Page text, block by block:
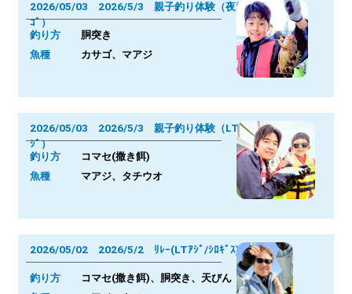
2026/05/03 2026/5/3 親子釣り体験（夜ｶｻ
ｺﾞ）
釣り方 胴突き
魚種 カサゴ、マアジ
2026/05/03 2026/5/3 親子釣り体験（LTｱ
ｼﾞ）
釣り方
コマセ(撒き餌)
魚種 マアジ、タチウオ
2026/05/02 2026/5/2 ﾘﾚｰ(LTｱｼﾞ/ｼﾛｷﾞｽ)
釣り方
コマセ(撒き餌)、胴突き、天びん